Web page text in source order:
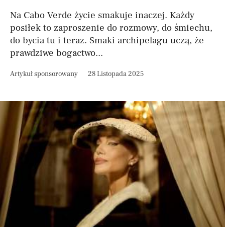
Na Cabo Verde życie smakuje inaczej. Każdy
posiłek to zaproszenie do rozmowy, do śmiechu,
do bycia tu i teraz. Smaki archipelagu uczą, że
prawdziwe bogactwo...
Artykuł sponsorowany 28 Listopada 2025